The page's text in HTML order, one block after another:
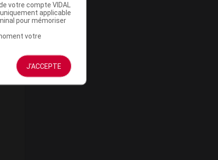
votre compte VIDAL
applicable
pour mémoriser
votre
J'ACCEPTE